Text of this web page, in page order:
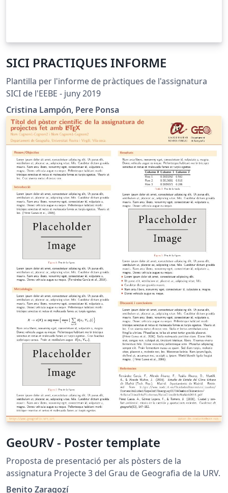
SICI PRACTIQUES INFORME
Plantilla per l'informe de pràctiques de l'assignatura
SICI de l'EEBE - juny 2019
Cristina Lampón, Pere Ponsa
GeoURV - Poster template
Proposta de presentació per als pòsters de la
assignatura Projecte 3 del Grau de Geografia de la URV.
Benito Zaragozí